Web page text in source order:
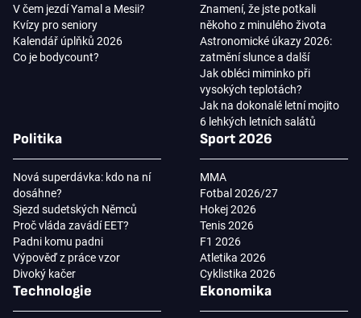
V čem jezdí Yamal a Mesii?
Kvízy pro seniory
Kalendář úplňků 2026
Co je bodycount?
Znamení, že jste potkali
někoho z minulého života
Astronomické úkazy 2026:
zatmění slunce a další
Jak obléci miminko při
vysokých teplotách?
Jak na dokonalé letní mojito
6 lehkých letních salátů
Politika
Nová superdávka: kdo na ní
dosáhne?
Sjezd sudetských Němců
Proč vláda zavádí EET?
Padni komu padni
Výpověď z práce vzor
Divoký kačer
Sport 2026
MMA
Fotbal 2026/27
Hokej 2026
Tenis 2026
F1 2026
Atletika 2026
Cyklistika 2026
Technologie Ekonomika